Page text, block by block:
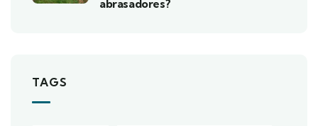
abrasadores?
TAGS